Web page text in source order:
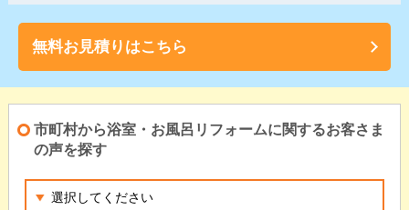
無料お見積りはこちら
市町村から浴室・お風呂リフォームに関するお客さま
の声を探す